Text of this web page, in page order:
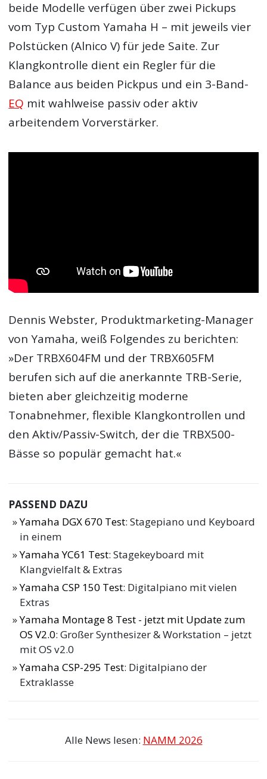
beide Modelle verfügen über zwei Pickups
vom Typ Custom Yamaha H – mit jeweils vier
Polstücken (Alnico V) für jede Saite. Zur
Klangkontrolle dient ein Regler für die
Balance aus beiden Pickpus und ein 3-Band-
EQ mit wahlweise passiv oder aktiv
arbeitendem Vorverstärker.
Dennis Webster, Produktmarketing-Manager
von Yamaha, weiß Folgendes zu berichten:
»Der TRBX604FM und der TRBX605FM
berufen sich auf die anerkannte TRB-Serie,
bieten aber gleichzeitig moderne
Tonabnehmer, flexible Klangkontrollen und
den Aktiv/Passiv-Switch, der die TRBX500-
Bässe so populär gemacht hat.«
PASSEND DAZU
Yamaha DGX 670 Test: Stagepiano und Keyboard
in einem
Yamaha YC61 Test: Stagekeyboard mit
Klangvielfalt & Extras
Yamaha CSP 150 Test: Digitalpiano mit vielen
Extras
Yamaha Montage 8 Test - jetzt mit Update zum
OS V2.0: Großer Synthesizer & Workstation – jetzt
mit OS v2.0
Yamaha CSP-295 Test: Digitalpiano der
Extraklasse
Alle News lesen: NAMM 2026